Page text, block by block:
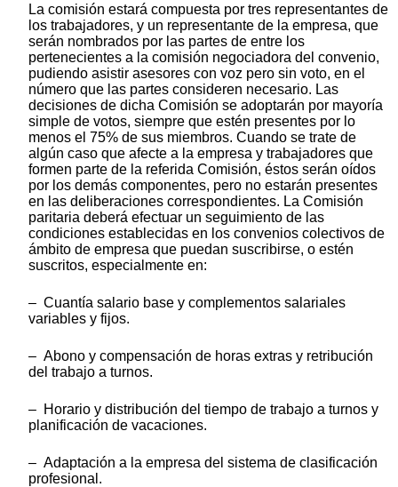
La comisión estará compuesta por tres representantes de
los trabajadores, y un representante de la empresa, que
serán nombrados por las partes de entre los
pertenecientes a la comisión negociadora del convenio,
pudiendo asistir asesores con voz pero sin voto, en el
número que las partes consideren necesario. Las
decisiones de dicha Comisión se adoptarán por mayoría
simple de votos, siempre que estén presentes por lo
menos el 75% de sus miembros. Cuando se trate de
algún caso que afecte a la empresa y trabajadores que
formen parte de la referida Comisión, éstos serán oídos
por los demás componentes, pero no estarán presentes
en las deliberaciones correspondientes. La Comisión
paritaria deberá efectuar un seguimiento de las
condiciones establecidas en los convenios colectivos de
ámbito de empresa que puedan suscribirse, o estén
suscritos, especialmente en:
– Cuantía salario base y complementos salariales
variables y fijos.
– Abono y compensación de horas extras y retribución
del trabajo a turnos.
– Horario y distribución del tiempo de trabajo a turnos y
planificación de vacaciones.
– Adaptación a la empresa del sistema de clasificación
profesional.